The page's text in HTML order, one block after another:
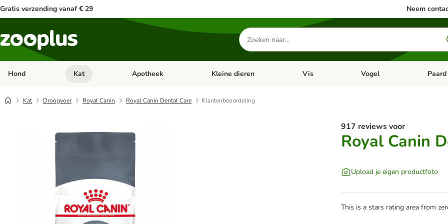
Gratis verzending vanaf € 29 Neem
Zoeken
naar
producten
Hond Open categorie menu: Hond
Kat Open categorie menu: Kat
Apotheek Open categorie menu: Apotheek
Kleine dieren Open categorie menu: Kleine dieren
Vis Open categorie menu: Vis
Vogel Open
Paard
Kat Droogvoer Royal Canin Royal Canin Dental Care Klantenbeoordeling
917 reviews voor
Royal Canin
Upload je eigen productfoto
This is a stars rating area from